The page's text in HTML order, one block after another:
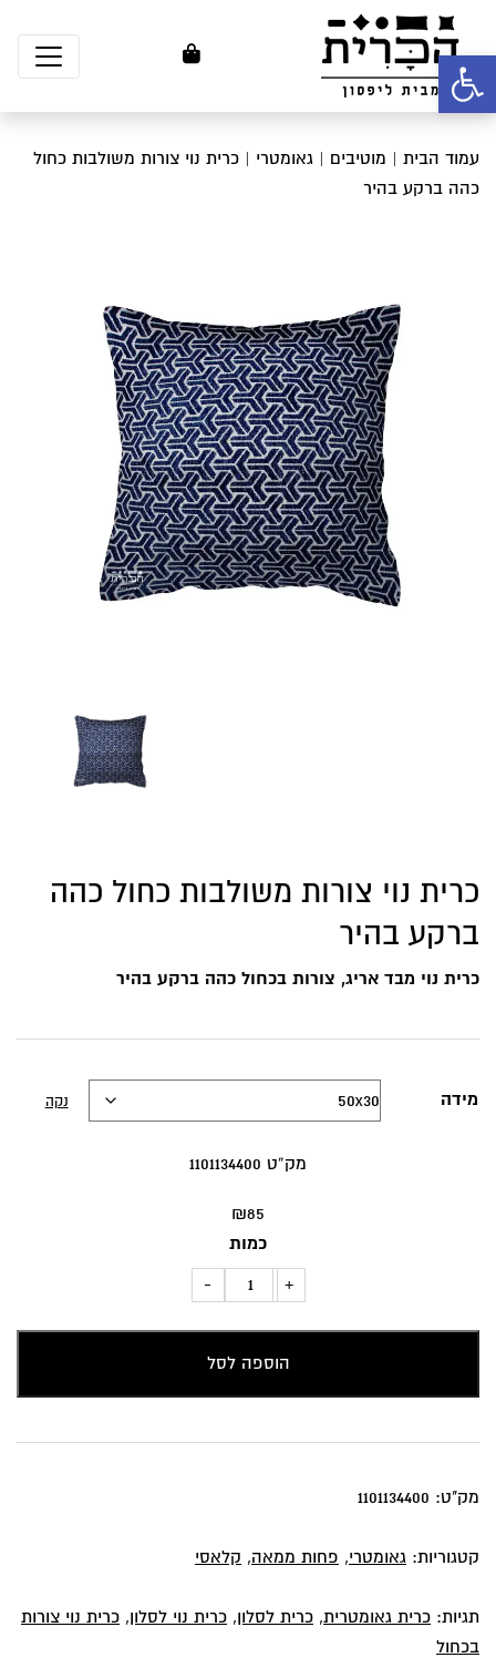
פתח סרגל נגישות
עמוד הבית | מוטיבים | גאומטרי | כרית נוי צורות משולבות כחול
כהה ברקע בהיר
כרית נוי צורות משולבות כחול כהה
ברקע בהיר
כרית נוי מבד אריג, צורות בכחול כהה ברקע בהיר
מידה נקה
מק”ט 1101134400
₪85
כמות
+
כמות
נוי
צורות
בהיר
-
הוספה לסל
מק"ט: 1101134400
קטגוריות: גאומטרי, פחות ממאה, קלאסי
תגיות: כרית גאומטרית, כרית לסלון, כרית נוי לסלון, כרית נוי צורות
בכחול